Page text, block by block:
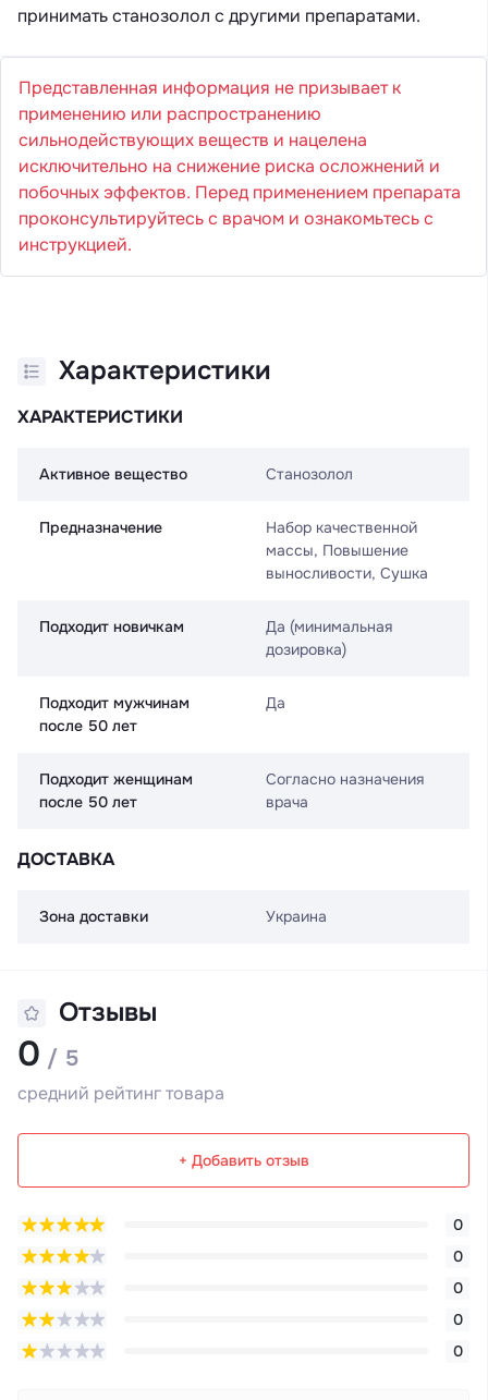
принимать станозолол с другими препаратами.
Представленная информация не призывает к
применению или распространению
сильнодействующих веществ и нацелена
исключительно на снижение риска осложнений и
побочных эффектов. Перед применением препарата
проконсультируйтесь с врачом и ознакомьтесь с
инструкцией.
Характеристики
ХАРАКТЕРИСТИКИ
Активное вещество Станозолол
Предназначение
Набор качественной
массы, Повышение
выносливости, Сушка
Подходит новичкам
Да (минимальная
дозировка)
Подходит мужчинам
после 50 лет
Да
Подходит женщинам
после 50 лет
Согласно назначения
врача
ДОСТАВКА
Зона доставки Украина
Отзывы
0 / 5
средний рейтинг товара
+ Добавить отзыв
0
0
0
0
0